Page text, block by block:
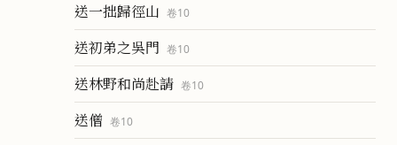
送一拙歸徑山 卷10
送初弟之吳門 卷10
送林野和尚赴請 卷10
送僧 卷10